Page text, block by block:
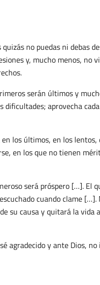
no puedas ni debas
y, mucho menos, no
serán últimos y
aprovecha
los últimos, en los lentos,
en los que no tienen
será próspero […]. El
cuando clame […].
su causa y quitará la vida
agradecido y ante Dios,